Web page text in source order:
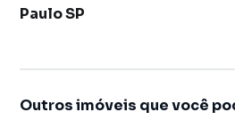
Paulo SP
Outros imóveis que você